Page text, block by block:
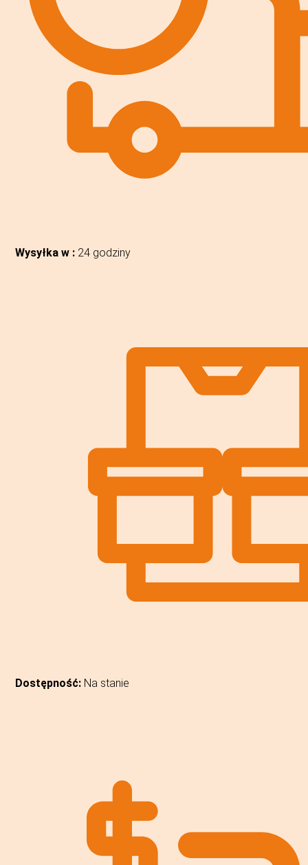
Wysyłka w : 24 godziny
Dostępność: Na stanie